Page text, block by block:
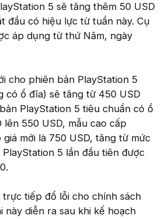
5 sẽ tăng thêm 50 USD
đầu có hiệu lực từ tuần này. Cụ
áp dụng từ thứ Năm, ngày
cho phiên bản PlayStation 5
có ổ đĩa) sẽ tăng từ 450 USD
PlayStation 5 tiêu chuẩn có ổ
550 USD, mẫu cao cấp
mới là 750 USD, tăng từ mức
PlayStation 5 lần đầu tiên được
tiếp đổ lỗi cho chính sách
này diễn ra sau khi kế hoạch